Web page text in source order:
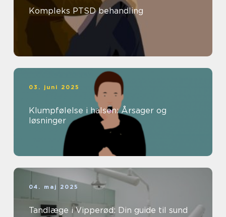
Kompleks PTSD behandling
03. juni 2025
Klumpfølelse i halsen: Årsager og
løsninger
04. maj 2025
Tandlæge i Vipperød: Din guide til sund